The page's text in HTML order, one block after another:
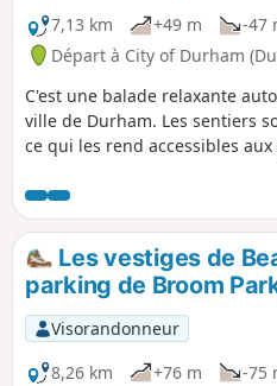
7,13 km
+49 m -47
Départ à City of Durham
C'est une balade relaxante
ville de Durham. Les sentiers
ce qui les rend accessibles
prévues. Il y a quelques jolis
admirer le château et la
Les vestiges de
parking de Broom
Visorandonneur
8,26 km
+76 m
-75